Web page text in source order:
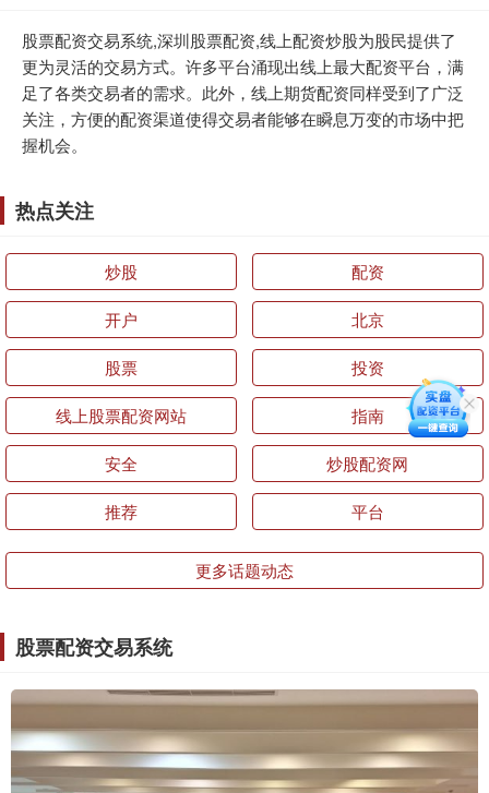
股票配资交易系统,深圳股票配资,线上配资炒股为股民提供了
更为灵活的交易方式。许多平台涌现出线上最大配资平台，满
足了各类交易者的需求。此外，线上期货配资同样受到了广泛
关注，方便的配资渠道使得交易者能够在瞬息万变的市场中把
握机会。
热点关注
炒股 配资
开户 北京
股票 投资
线上股票配资网站 指南
安全 炒股配资网
推荐 平台
更多话题动态
股票配资交易系统